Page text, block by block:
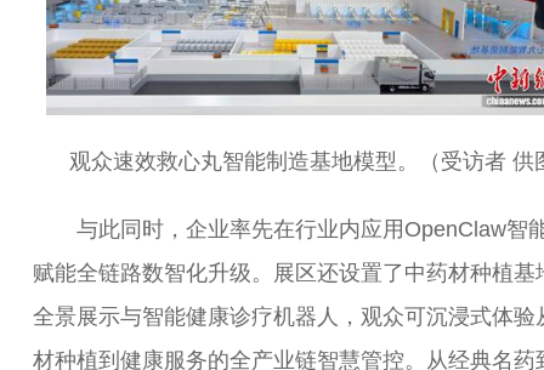
观众速效救心丸智能制造基地模型。（受访者 供
与此同时，企业率先在行业内应用OpenClaw智
赋能全链路数智化升级。展区还设置了中药材种植基
全景展示与智能健康诊疗机器人，观众可沉浸式体验
材种植到健康服务的全产业链智慧管控。从经典名药